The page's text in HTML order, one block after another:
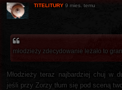
TITELITURY 9 mies. temu
młodzieży zdecydowanie leżało to
Młodzieży teraz najbardziej chuj w
jeśli przy Zorzy tłum się pod sceną